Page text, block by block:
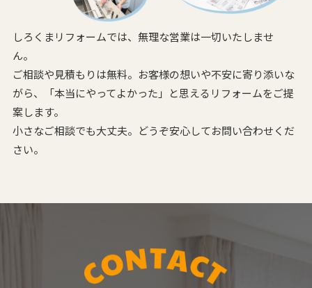
しろくまリフォームでは、無理な営業は一切いたしませ
ん。
ご相談や見積もりは無料。お客様の想いや不安に寄り添いな
がら、
「本当にやってよかった」と思えるリフォームをご提
案します。
小さなご相談でも大丈夫。どうぞ安心してお問い合わせくだ
さい。